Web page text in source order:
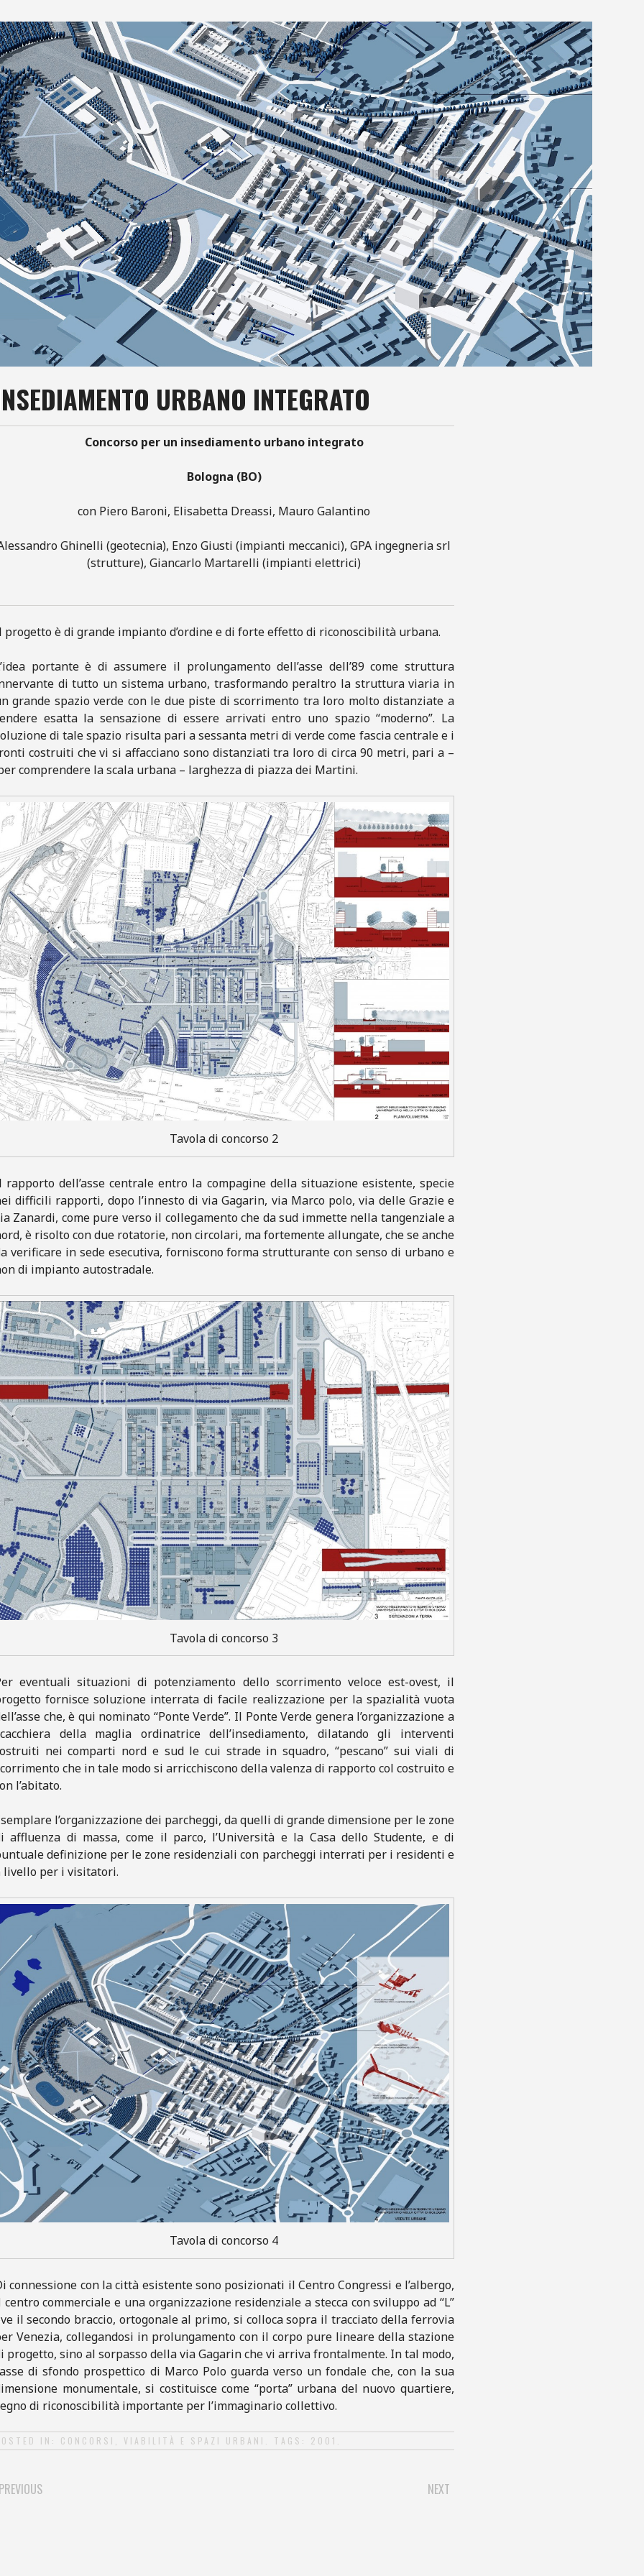
URBANO INTEGRATO
Concorso per un insediamento urbano integrato
Bologna (BO)
con Piero Baroni, Elisabetta Dreassi, Mauro Galantino
Ghinelli (geotecnia), Enzo Giusti (impianti meccanici), GPA ingegneria srl
(strutture), Giancarlo Martarelli (impianti elettrici)
progetto è di grande impianto d’ordine e di forte effetto di riconoscibilità urbana.
portante è di assumere il prolungamento dell’asse dell’89 come struttura
di tutto un sistema urbano, trasformando peraltro la struttura viaria in
grande spazio verde con le due piste di scorrimento tra loro molto distanziate a
esatta la sensazione di essere arrivati entro uno spazio “moderno”. La
di tale spazio risulta pari a sessanta metri di verde come fascia centrale e i
costruiti che vi si affacciano sono distanziati tra loro di circa 90 metri, pari a –
comprendere la scala urbana – larghezza di piazza dei Martini.
Tavola di concorso 2
rapporto dell’asse centrale entro la compagine della situazione esistente, specie
difficili rapporti, dopo l’innesto di via Gagarin, via Marco polo, via delle Grazie e
Zanardi, come pure verso il collegamento che da sud immette nella tangenziale a
è risolto con due rotatorie, non circolari, ma fortemente allungate, che se anche
verificare in sede esecutiva, forniscono forma strutturante con senso di urbano e
di impianto autostradale.
Tavola di concorso 3
eventuali situazioni di potenziamento dello scorrimento veloce est-ovest, il
fornisce soluzione interrata di facile realizzazione per la spazialità vuota
che, è qui nominato “Ponte Verde”. Il Ponte Verde genera l’organizzazione a
della maglia ordinatrice dell’insediamento, dilatando gli interventi
nei comparti nord e sud le cui strade in squadro, “pescano” sui viali di
che in tale modo si arricchiscono della valenza di rapporto col costruito e
l’abitato.
l’organizzazione dei parcheggi, da quelli di grande dimensione per le zone
affluenza di massa, come il parco, l’Università e la Casa dello Studente, e di
definizione per le zone residenziali con parcheggi interrati per i residenti e
livello per i visitatori.
Tavola di concorso 4
connessione con la città esistente sono posizionati il Centro Congressi e l’albergo,
centro commerciale e una organizzazione residenziale a stecca con sviluppo ad “L”
il secondo braccio, ortogonale al primo, si colloca sopra il tracciato della ferrovia
Venezia, collegandosi in prolungamento con il corpo pure lineare della stazione
progetto, sino al sorpasso della via Gagarin che vi arriva frontalmente. In tal modo,
di sfondo prospettico di Marco Polo guarda verso un fondale che, con la sua
monumentale, si costituisce come “porta” urbana del nuovo quartiere,
di riconoscibilità importante per l’immaginario collettivo.
IN: CONCORSI VIABILITÀ E SPAZI URBANI . TAGS: 2001
PREVIOUS NEXT